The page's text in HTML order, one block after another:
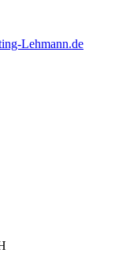
Lehmann.de